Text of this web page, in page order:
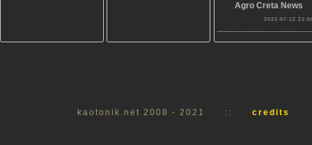
Agro Creta News
2022-07-12
kaotonik.net 2008 - 2021 :: credits